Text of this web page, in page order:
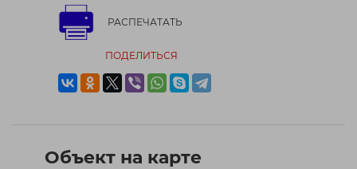
РАСПЕЧАТАТЬ
ПОДЕЛИТЬСЯ
Объект на карте